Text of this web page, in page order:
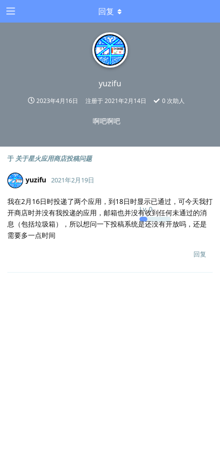
yuzifu
2023年4月16日 注册于2021年2月14日 0 次助人
啊吧啊吧
回复
于 关于星火应用商店投稿问题
yuzifu
Lv.0
2021年2月19日
我在2月16日时投递了两个应用，到18日时显示已通过，可今天我打
开商店时并没有我投递的应用，邮箱也并没有收到任何未通过的消
息（包括垃圾箱），所以想问一下投稿系统是还没有开放吗，还是
需要多一点时间
回复